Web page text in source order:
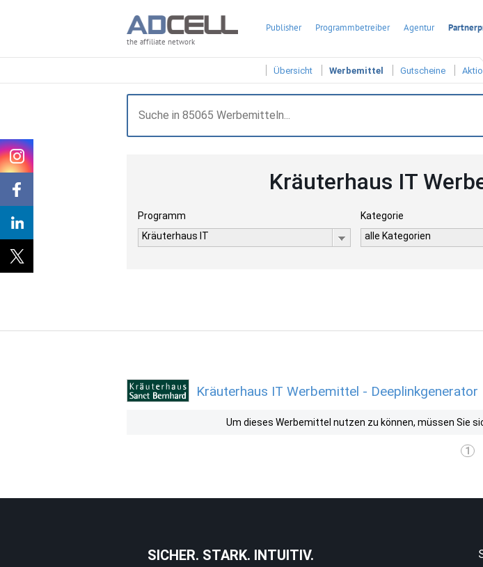
the affiliate network
Publisher Programmbetreiber Agentur
Übersicht Werbemittel Gutscheine
Kräuterhaus IT
Programm
Kräuterhaus IT
Kategorie
alle Kategorien
Kräuterhaus IT Werbemittel - Deeplinkgenerator
Um dieses Werbemittel nutzen zu können, müssen Sie
1
SICHER. STARK. INTUITIV.